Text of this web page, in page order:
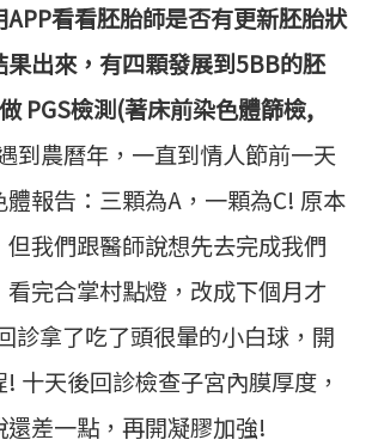
看看胚胎師是否有更新胚胎狀
果出來，有四顆發展到5BB的胚
PGS檢測(著床前染色體篩檢,
到農曆年，一直到情人節前一天
報告：三顆為A，一顆為C! 原本
我們跟醫師說想先去完成我們
完合掌村點燈，改成下個月才
診拿了吃了頭很暈的小白球，開
十天後回診檢查子宮內膜厚度，
差一點，再開凝膠加強!